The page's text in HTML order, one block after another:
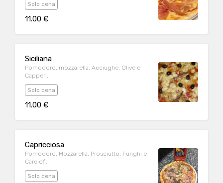
Solo cena
11.00 €
Siciliana
Pomodoro, mozzarella, Acciughe, Olive e
Capperi.
Solo cena
11.00 €
Capricciosa
Pomodoro, Mozzarella, Prosciutto, Funghi e
Carciofi.
Solo cena